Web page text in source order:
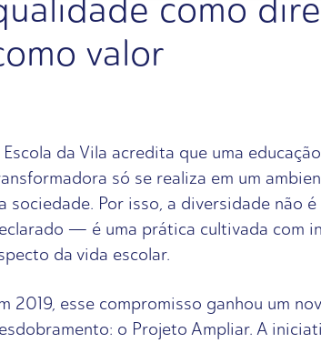
como
valor
Escola da Vila acredita que uma
só se realiza em um
sociedade. Por isso, a diversidade não
— é uma prática cultivada com
da vida escolar.
2019, esse compromisso ganhou um
o Projeto Ampliar. A